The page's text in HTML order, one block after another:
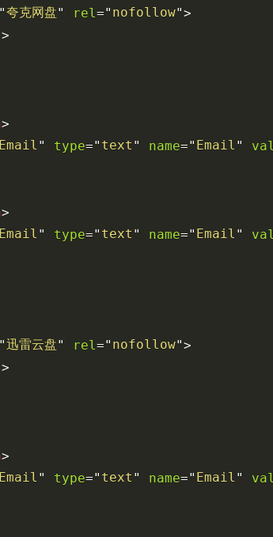
"夸克网盘" rel=" nofollow">
>
>
" type=" text " name=" Email "
>
" type=" text " name=" Email "
"迅雷云盘" rel=" nofollow">
>
>
" type=" text " name=" Email "